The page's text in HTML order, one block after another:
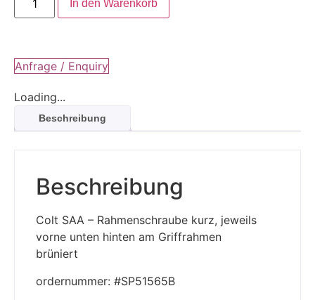
In den Warenkorb
Anfrage / Enquiry
Loading...
Beschreibung
Beschreibung
Colt SAA – Rahmenschraube kurz, jeweils
vorne unten hinten am Griffrahmen
brüniert
ordernummer: #SP51565B